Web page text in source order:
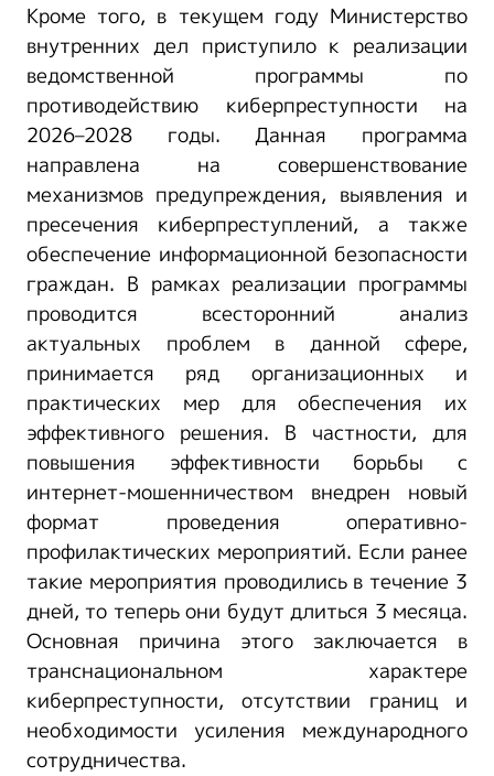
Кроме того, в текущем году Министерство
внутренних дел приступило к реализации
ведомственной программы по
противодействию киберпреступности на
2026–2028 годы. Данная программа
направлена на совершенствование
механизмов предупреждения, выявления и
пресечения киберпреступлений, а также
обеспечение информационной безопасности
граждан. В рамках реализации программы
проводится всесторонний анализ
актуальных проблем в данной сфере,
принимается ряд организационных и
практических мер для обеспечения их
эффективного решения. В частности, для
повышения эффективности борьбы с
интернет-мошенничеством внедрен новый
формат проведения оперативно-
профилактических мероприятий. Если ранее
такие мероприятия проводились в течение 3
дней, то теперь они будут длиться 3 месяца.
Основная причина этого заключается в
транснациональном характере
киберпреступности, отсутствии границ и
необходимости усиления международного
сотрудничества.